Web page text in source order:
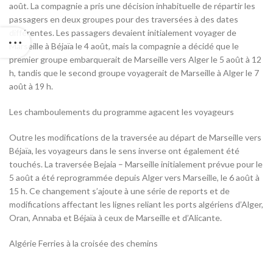
août. La compagnie a pris une décision inhabituelle de répartir les
passagers en deux groupes pour des traversées à des dates
différentes. Les passagers devaient initialement voyager de
Marseille à Béjaïa le 4 août, mais la compagnie a décidé que le
premier groupe embarquerait de Marseille vers Alger le 5 août à 12
h, tandis que le second groupe voyagerait de Marseille à Alger le 7
août à 19 h.
Les chamboulements du programme agacent les voyageurs
Outre les modifications de la traversée au départ de Marseille vers
Béjaïa, les voyageurs dans le sens inverse ont également été
touchés. La traversée Bejaia – Marseille initialement prévue pour le
5 août a été reprogrammée depuis Alger vers Marseille, le 6 août à
15 h. Ce changement s’ajoute à une série de reports et de
modifications affectant les lignes reliant les ports algériens d’Alger,
Oran, Annaba et Béjaïa à ceux de Marseille et d’Alicante.
Algérie Ferries à la croisée des chemins